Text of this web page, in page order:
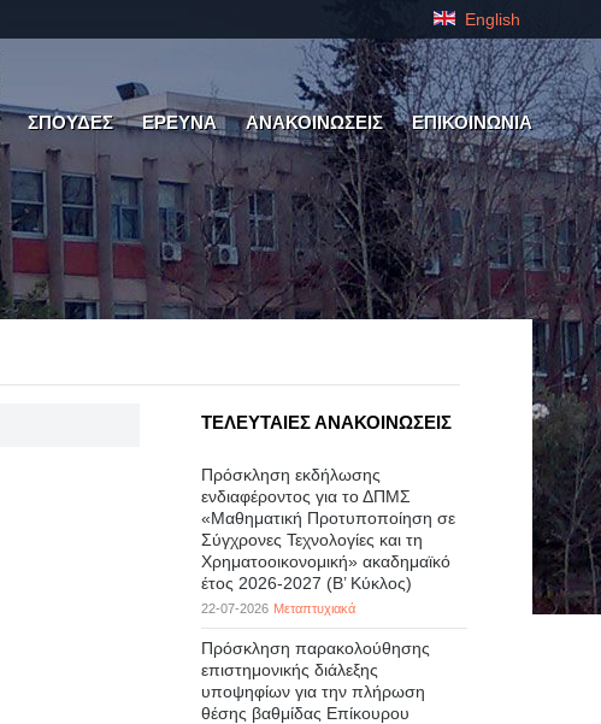
English
ΣΠΟΥΔΕΣ ΕΡΕΥΝΑ ΑΝΑΚΟΙΝΩΣΕΙΣ ΕΠΙΚΟΙΝΩΝΙΑ
ΤΕΛΕΥΤΑΙΕΣ ΑΝΑΚΟΙΝΩΣΕΙΣ
Πρόσκληση εκδήλωσης
ενδιαφέροντος για το ΔΠΜΣ
«Μαθηματική Προτυποποίηση σε
Σύγχρονες Τεχνολογίες και τη
Χρηματοοικονομική» ακαδημαϊκό
έτος 2026-2027 (B’ Kύκλος)
22-07-2026 Μεταπτυχιακά
Πρόσκληση παρακολούθησης
επιστημονικής διάλεξης
υποψηφίων για την πλήρωση
θέσης βαθμίδας Επίκουρου